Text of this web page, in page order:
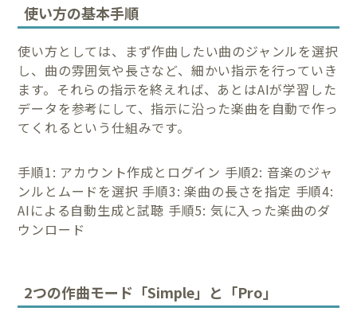
使い方の基本手順
使い方としては、まず作曲したい曲のジャンルを選択
し、曲の雰囲気や長さなど、細かい指示を行っていき
ます。それらの指示を終えれば、あとはAIが学習した
データを参考にして、指示に沿った楽曲を自動で作っ
てくれるという仕組みです。
手順1: アカウント作成とログイン 手順2: 音楽のジャ
ンルとムードを選択 手順3: 楽曲の長さを指定 手順4:
AIによる自動生成と試聴 手順5: 気に入った楽曲のダ
ウンロード
2つの作曲モード「Simple」と「Pro」